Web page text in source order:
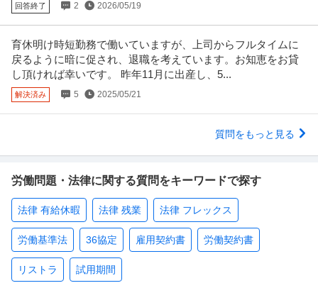
回答終了 2 2026/05/19
育休明け時短勤務で働いていますが、上司からフルタイムに
戻るように暗に促され、退職を考えています。お知恵をお貸
し頂ければ幸いです。 昨年11月に出産し、5...
解決済み 5 2025/05/21
質問をもっと見る
労働問題・法律に関する質問をキーワードで探す
法律 有給休暇 法律 残業 法律 フレックス
労働基準法 36協定 雇用契約書 労働契約書
リストラ 試用期間